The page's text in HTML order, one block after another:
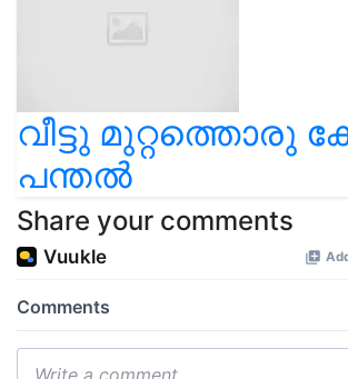
വീട്ടു മുറ്റത്തൊരു
പന്തൽ
Share your comments